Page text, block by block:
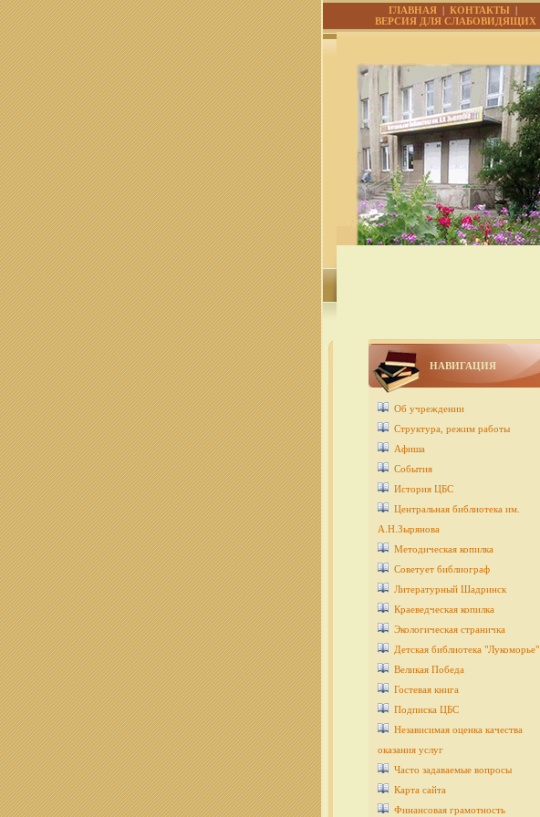
ГЛАВНАЯ| КОНТАКТЫ |
ВЕРСИЯ ДЛЯ СЛАБОВИДЯЩИХ
НАВИГАЦИЯ
Об учреждении
Структура, режим работы
Афиша
События
История ЦБС
Центральная библиотека им.
А.Н.Зырянова
Методическая копилка
Советует библиограф
Литературный Шадринск
Краеведческая копилка
Экологическая страничка
Детcкая библиотека "Лукоморье"
Великая Победа
Гостевая книга
Подписка ЦБС
Независимая оценка качества
оказания услуг
Часто задаваемые вопросы
Карта сайта
Финансовая грамотность